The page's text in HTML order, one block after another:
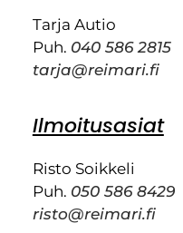
Tarja Autio
Puh. 040 586 2815
tarja@reimari.fi
Ilmoitusasiat
Risto Soikkeli
Puh. 050 586 8429
risto@reimari.fi